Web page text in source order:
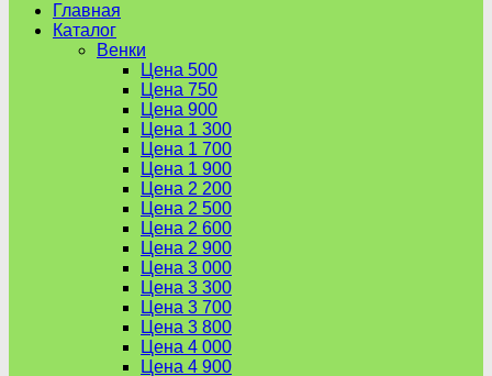
Главная
Каталог
Венки
Цена 500
Цена 750
Цена 900
Цена 1 300
Цена 1 700
Цена 1 900
Цена 2 200
Цена 2 500
Цена 2 600
Цена 2 900
Цена 3 000
Цена 3 300
Цена 3 700
Цена 3 800
Цена 4 000
Цена 4 900